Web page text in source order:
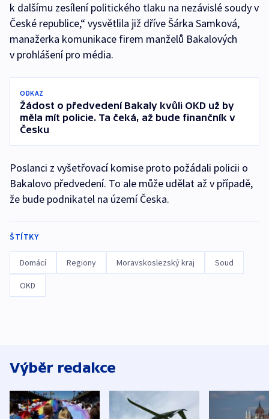
k dalšímu zesílení politického tlaku na nezávislé soudy v
České republice,“ vysvětlila již dříve Šárka Samková,
manažerka komunikace firem manželů Bakalových
v prohlášení pro média.
ODKAZ
Žádost o předvedení Bakaly kvůli OKD už by
měla mít policie. Ta čeká, až bude finančník v
Česku
Poslanci z vyšetřovací komise proto požádali policii o
Bakalovo předvedení. To ale může udělat až v případě,
že bude podnikatel na území Česka.
ŠTÍTKY
Domácí Regiony Moravskoslezský kraj Soud
OKD
Výběr redakce